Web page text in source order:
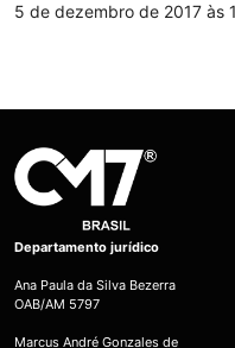
5 de dezembro de 2017 às
Departamento jurídico
Ana Paula da Silva Bezerra
OAB/AM 5797
Marcus André Gonzales de